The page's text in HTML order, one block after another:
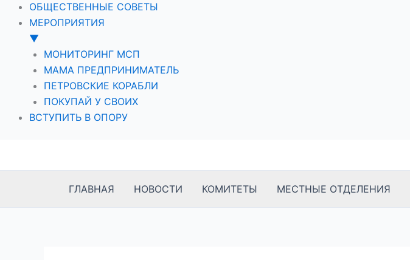
ОБЩЕСТВЕННЫЕ СОВЕТЫ
МЕРОПРИЯТИЯ
▼
МОНИТОРИНГ МСП
МАМА ПРЕДПРИНИМАТЕЛЬ
ПЕТРОВСКИЕ КОРАБЛИ
ПОКУПАЙ У СВОИХ
ВСТУПИТЬ В ОПОРУ
ГЛАВНАЯ
НОВОСТИ КОМИТЕТЫ МЕСТНЫЕ ОТДЕЛЕНИЯ